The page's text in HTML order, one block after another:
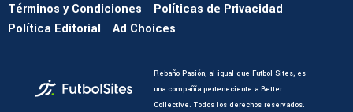
Términos y Condiciones
Políticas de Privacidad
Política Editorial
Ad Choices
Rebaño Pasión, al igual que Futbol Sites, es
una compañía perteneciente a Better
Collective. Todos los derechos reservados.